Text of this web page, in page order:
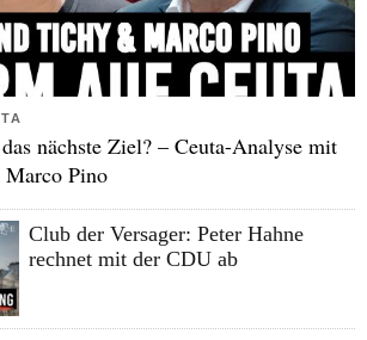
nächste Ziel? – Ceuta-Analyse mit
Pino
Club der Versager: Peter Hahne
rechnet mit der CDU ab